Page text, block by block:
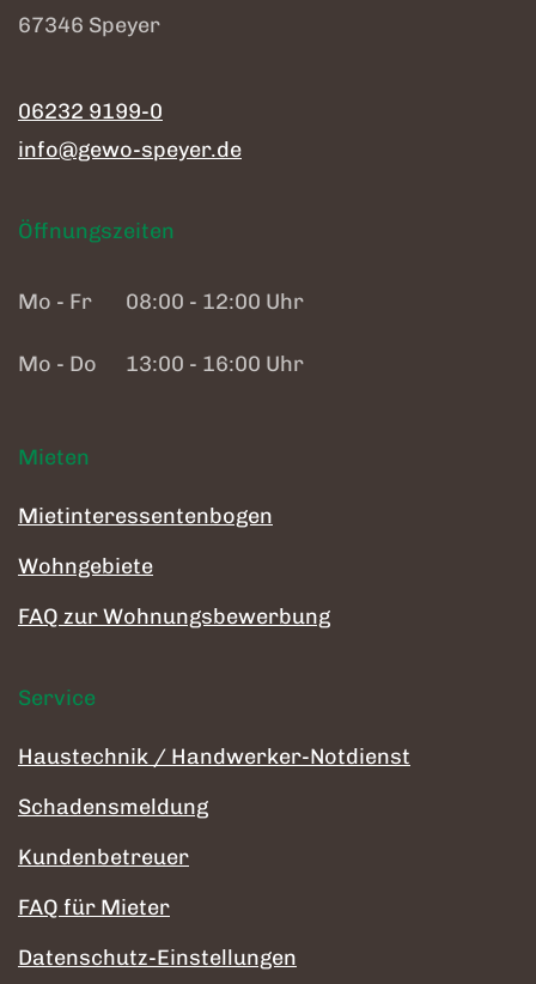
67346 Speyer
06232 9199-0
info@gewo-speyer.de
Öffnungszeiten
Mo - Fr 08:00 - 12:00 Uhr
Mo - Do 13:00 - 16:00 Uhr
Mieten
Mietinteressentenbogen
Wohngebiete
FAQ zur Wohnungsbewerbung
Service
Haustechnik / Handwerker-Notdienst
Schadensmeldung
Kundenbetreuer
FAQ für Mieter
Datenschutz-Einstellungen